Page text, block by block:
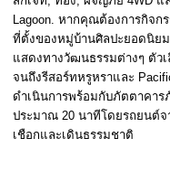
Lagoon. หากคุณต้องการกิจก
ที่ตั้งของหมู่บ้านศิลปะยอดนิย
แสดงทางวัฒนธรรมต่างๆ ตัว
จนถึงรีสอร์ทหรูหราและ
ดำเนินการพร้อมกับภัตตาคา
ประมาณ 20 นาทีโดยรถยนต์จ
เชือกและเดินธรรมชาติ